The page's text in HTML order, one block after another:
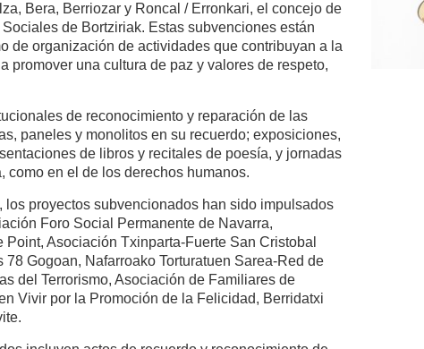
Bera, Berriozar y Roncal / Erronkari, el concejo de
de Bortziriak. Estas subvenciones están
de organización de actividades que contribuyan a la
promover una cultura de paz y valores de respeto,
de reconocimiento y reparación de las
paneles y monolitos en su recuerdo; exposiciones,
de libros y recitales de poesía, y jornadas
en el de los derechos humanos.
proyectos subvencionados han sido impulsados
Foro Social Permanente de Navarra,
Asociación Txinparta-Fuerte San Cristobal
Gogoan, Nafarroako Torturatuen Sarea-Red de
del Terrorismo, Asociación de Familiares de
Vivir por la Promoción de la Felicidad, Berridatxi